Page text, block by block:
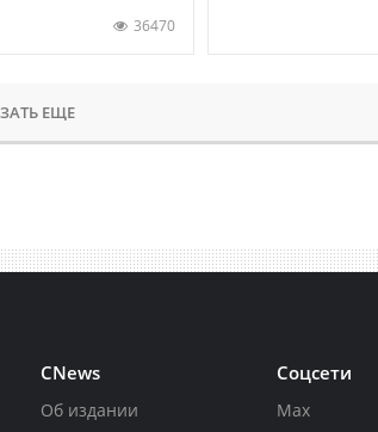
36470
ЕЩЕ
CNews
Об издании
Соцсети
Max